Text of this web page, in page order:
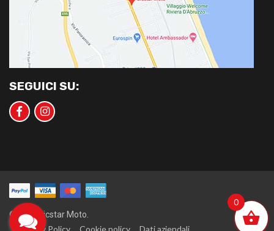
SEGUICI SU:
©2020 Sicstar Moto.
Privacy Policy Cookie policy Dati aziendali
0